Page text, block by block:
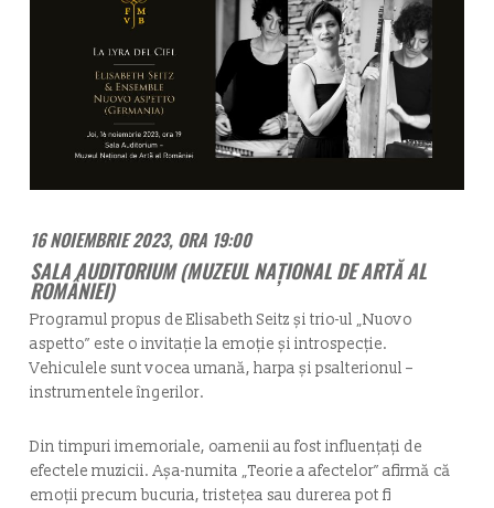
16 NOIEMBRIE 2023, ORA 19:00
SALA AUDITORIUM (MUZEUL NAȚIONAL DE ARTĂ AL
ROMÂNIEI)
Programul propus de Elisabeth Seitz și trio-ul „Nuovo
aspetto” este o invitație la emoție și introspecție.
Vehiculele sunt vocea umană, harpa și psalterionul –
instrumentele îngerilor.
Din timpuri imemoriale, oamenii au fost influențați de
efectele muzicii. Așa-numita „Teorie a afectelor” afirmă că
emoții precum bucuria, tristețea sau durerea pot fi